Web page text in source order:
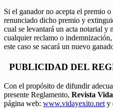
Si el ganador no acepta el premio
renunciado dicho premio y
cual se levantará un acta notarial y
cualquier reclamo o
este caso se sacará un nuevo
PUBLICIDAD DEL
Con el propósito de difundir
presente Reglamento, Revista
página web: www.vidayexito.net y